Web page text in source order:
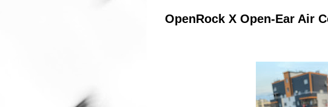
OpenRock X Open-Ear Air